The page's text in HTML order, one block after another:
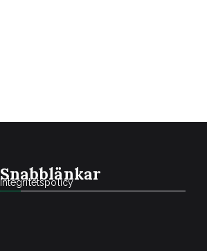
Snabblänkar
Integritetspolicy